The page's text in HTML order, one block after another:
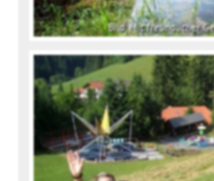
Bild: Mit freundlicher